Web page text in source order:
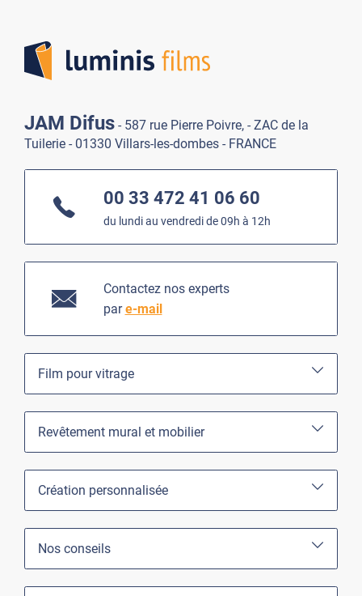
JAM Difus - 587 rue Pierre Poivre, - ZAC de la
Tuilerie - 01330 Villars-les-dombes - FRANCE
00 33 472 41 06 60
du lundi au vendredi de 09h à 12h
Contactez nos experts
pare-mail
Film pour vitrage
Revêtement mural et mobilier
Création personnalisée
Nos conseils